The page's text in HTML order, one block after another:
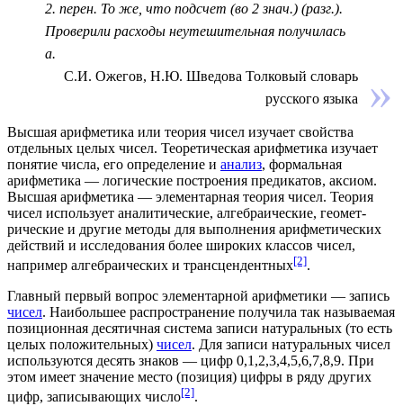
2. перен. То же, что подсчет (во 2 знач.) (разг.).
Проверили расходы неутешительная получилась
а.
С.И. Ожегов, Н.Ю. Шведова Толковый словарь
русского языка
Высшая арифметика или теория чисел изучает свойства
отдельных целых чисел. Теоретическая арифметика изучает
понятие числа, его определение и анализ, формальная
арифметика — логические построения предикатов, аксиом.
Выс­шая арифметика — эле­мен­тар­ная теория чи­сел. Тео­рия
чи­сел ис­поль­зу­ет ана­ли­тические, ал­геб­ра­ические, гео­мет­
рические и другие ме­то­ды для выполнения ариф­ме­тических
действий и исследования бо­лее ши­ро­ких классов чи­сел,
например ал­геб­ра­ических и транс­цен­дент­ных[2].
Главный первый вопрос элементарной арифметики — запись
чисел. Наибольшее распространение получила так называемая
позиционная десятичная система записи натуральных (то есть
целых положительных) чисел. Для записи натуральных чисел
используются десять знаков — цифр 0,1,2,3,4,5,6,7,8,9. При
этом имеет значение место (позиция) цифры в ряду других
цифр, записывающих число[2].